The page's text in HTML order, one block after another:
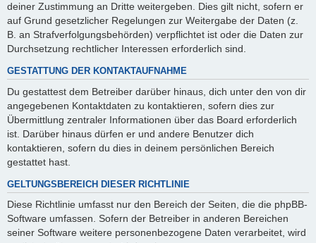
deiner Zustimmung an Dritte weitergeben. Dies gilt nicht, sofern er
auf Grund gesetzlicher Regelungen zur Weitergabe der Daten (z.
B. an Strafverfolgungsbehörden) verpflichtet ist oder die Daten zur
Durchsetzung rechtlicher Interessen erforderlich sind.
GESTATTUNG DER KONTAKTAUFNAHME
Du gestattest dem Betreiber darüber hinaus, dich unter den von dir
angegebenen Kontaktdaten zu kontaktieren, sofern dies zur
Übermittlung zentraler Informationen über das Board erforderlich
ist. Darüber hinaus dürfen er und andere Benutzer dich
kontaktieren, sofern du dies in deinem persönlichen Bereich
gestattet hast.
GELTUNGSBEREICH DIESER RICHTLINIE
Diese Richtlinie umfasst nur den Bereich der Seiten, die die phpBB-
Software umfassen. Sofern der Betreiber in anderen Bereichen
seiner Software weitere personenbezogene Daten verarbeitet, wird